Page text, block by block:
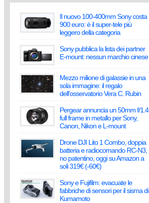
Il nuovo 100-400mm Sony costa
900 euro: è il super-tele più
leggero della categoria
Sony pubblica la lista dei partner
E-mount: nessun marchio cinese
Mezzo milione di galassie in una
sola immagine: il regalo
dell'osservatorio Vera C. Rubin
Pergear annuncia un 50mm f/1.4
full frame in metallo per Sony,
Canon, Nikon e L-mount
Drone DJI Lito 1 Combo, doppia
batteria e radiocomando RC-N3,
no patentino, oggi su Amazon a
soli 319€ (-60€)
Sony e Fujifilm: evacuate le
fabbriche di sensori per il sisma di
Kumamoto